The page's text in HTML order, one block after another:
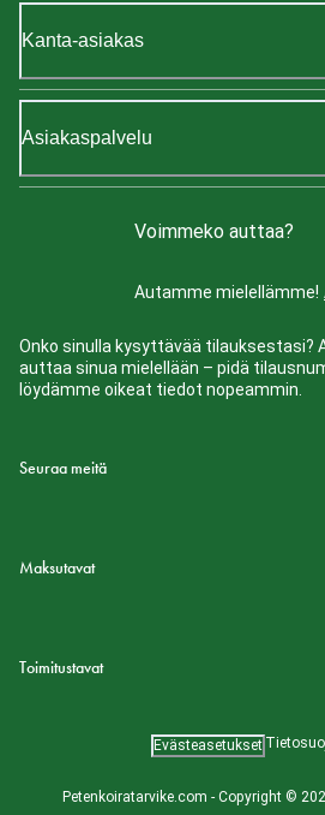
Kanta-asiakas
Asiakaspalvelu
Voimmeko auttaa?
Autamme mielellämme!
Onko sinulla kysyttävää tilauksestasi?
auttaa sinua mielellään – pidä
löydämme oikeat tiedot nopeammin.
Seuraa meitä
Maksutavat
Toimitustavat
Petenkoiratarvike.com - Copyright ©
Evästeasetukset